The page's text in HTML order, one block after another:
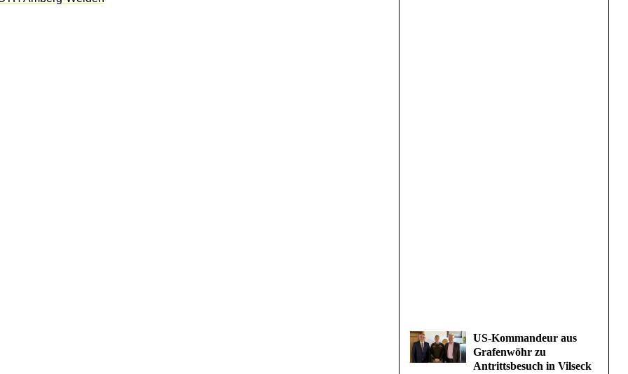
US-Kommandeur aus
Grafenwöhr zu
Antrittsbesuch in Vilseck